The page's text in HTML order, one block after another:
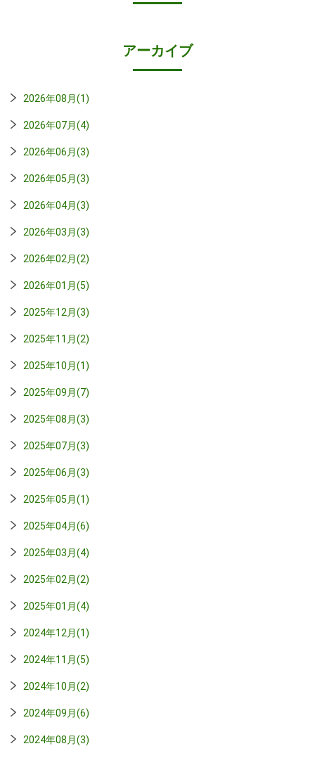
アーカイブ
2026年08月(1)
2026年07月(4)
2026年06月(3)
2026年05月(3)
2026年04月(3)
2026年03月(3)
2026年02月(2)
2026年01月(5)
2025年12月(3)
2025年11月(2)
2025年10月(1)
2025年09月(7)
2025年08月(3)
2025年07月(3)
2025年06月(3)
2025年05月(1)
2025年04月(6)
2025年03月(4)
2025年02月(2)
2025年01月(4)
2024年12月(1)
2024年11月(5)
2024年10月(2)
2024年09月(6)
2024年08月(3)